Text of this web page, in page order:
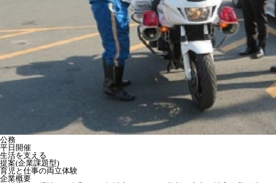
公務
平日開催
生活を支える
提案(企業課題型)
育児と仕事の両立体験
企業概要